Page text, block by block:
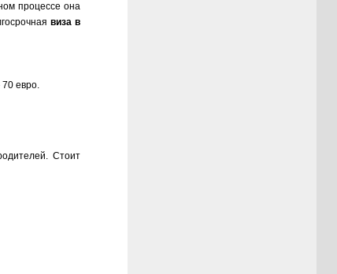
процессе она
виза в
70 евро.
Стоит